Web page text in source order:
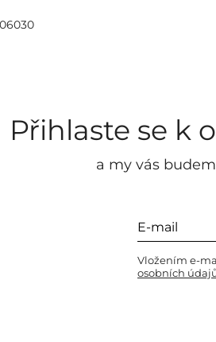
Přihlaste se k
a my vás
Vložením e-
osobních